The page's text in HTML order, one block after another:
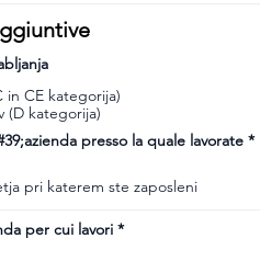
in CE kategorija)
(D kategorija)
presso la quale lavorate
per cui lavori